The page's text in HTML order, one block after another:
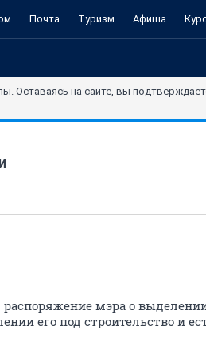
Почта Туризм Афиша
Оставаясь на сайте, вы
распоряжение мэра о
его под строительство и